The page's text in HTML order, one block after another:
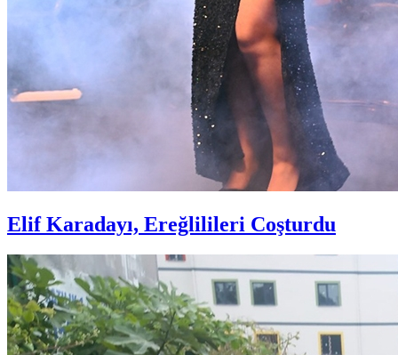
Elif Karadayı, Ereğlilileri Coşturdu